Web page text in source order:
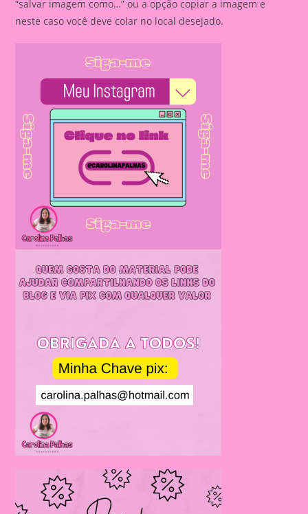
“salvar imagem como…” ou a opção copiar a imagem e
neste caso você deve colar no local desejado.